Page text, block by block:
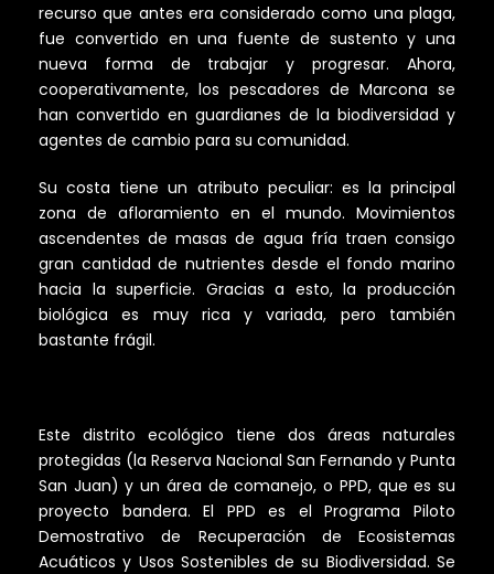
recurso que antes era considerado como una plaga,
fue convertido en una fuente de sustento y una
nueva forma de trabajar y progresar. Ahora,
cooperativamente, los pescadores de Marcona se
han convertido en guardianes de la biodiversidad y
agentes de cambio para su comunidad.
Su costa tiene un atributo peculiar: es la principal
zona de afloramiento en el mundo. Movimientos
ascendentes de masas de agua fría traen consigo
gran cantidad de nutrientes desde el fondo marino
hacia la superficie. Gracias a esto, la producción
biológica es muy rica y variada, pero también
bastante frágil.
Este distrito ecológico tiene dos áreas naturales
protegidas (la Reserva Nacional San Fernando y Punta
San Juan) y un área de comanejo, o PPD, que es su
proyecto bandera. El PPD es el Programa Piloto
Demostrativo de Recuperación de Ecosistemas
Acuáticos y Usos Sostenibles de su Biodiversidad. Se